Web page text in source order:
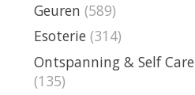
Geuren (589)
Esoterie (314)
Ontspanning & Self Care
(135)